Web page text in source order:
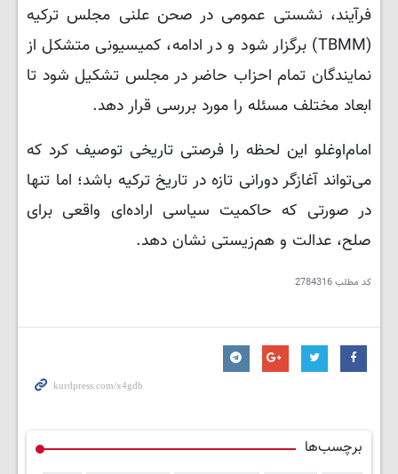
فرآیند، نشستی عمومی در صحن علنی مجلس ترکیه
(TBMM) برگزار شود و در ادامه، کمیسیونی متشکل از
نمایندگان تمام احزاب حاضر در مجلس تشکیل شود تا
ابعاد مختلف مسئله را مورد بررسی قرار دهد.
امام‌اوغلو این لحظه را فرصتی تاریخی توصیف کرد که
می‌تواند آغازگر دورانی تازه در تاریخ ترکیه باشد؛ اما تنها
در صورتی که حاکمیت سیاسی اراده‌ای واقعی برای
صلح، عدالت و هم‌زیستی نشان دهد.
کد مطلب2784316
برچسب‌ها